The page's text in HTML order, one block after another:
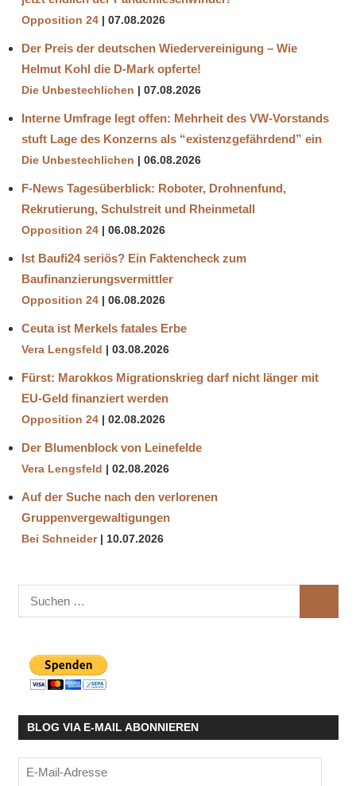
Opposition 24 07.08.2026
Der Preis der deutschen Wiedervereinigung – Wie
Helmut Kohl die D‑Mark opferte!
Die Unbestechlichen 07.08.2026
Interne Umfrage legt offen: Mehrheit des VW-Vorstands
stuft Lage des Konzerns als “existenzgefährdend” ein
Die Unbestechlichen 06.08.2026
F-News Tagesüberblick: Roboter, Drohnenfund,
Rekrutierung, Schulstreit und Rheinmetall
Opposition 24 06.08.2026
Ist Baufi24 seriös? Ein Faktencheck zum
Baufinanzierungsvermittler
Opposition 24 06.08.2026
Ceuta ist Merkels fatales Erbe
Vera Lengsfeld 03.08.2026
Fürst: Marokkos Migrationskrieg darf nicht länger mit
EU-Geld finanziert werden
Opposition 24 02.08.2026
Der Blumenblock von Leinefelde
Vera Lengsfeld 02.08.2026
Auf der Suche nach den verlorenen
Gruppenvergewaltigungen
Bei Schneider 10.07.2026
Suchen
nach:
BLOG VIA E-MAIL ABONNIEREN
E-